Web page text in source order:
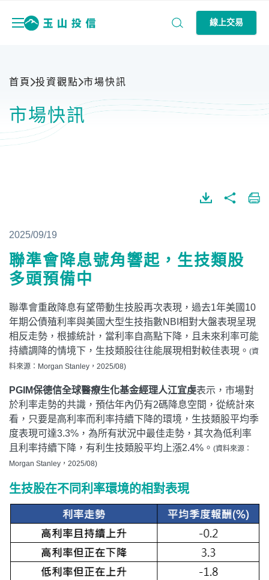
線上交易
首頁 投資觀點 市場快訊
市場快訊
2025/09/19
聯準會降息號角響起，生技類股
多頭預備中
聯準會重啟降息有望帶動生技股再次表現，過去1年美國10
年期公債殖利率與美國大型生技指數NBI相對大盤表現呈現
相反走勢，根據統計，當利率自高點下降，且未來利率可能
持續調降的情境下，生技類股往往能展現相對較佳表現。 (資
料來源：Morgan Stanley，2025/08)
PGIM保德信全球醫療生化基金經理人江宜虔表示，市場對
於利率走勢的共識，預估年內仍有2碼降息空間，從統計來
看，只要是高利率而利率持續下降的環境，生技類股平均季
度表現可達3.3%，為所有狀況中最佳走勢，其次為低利率
且利率持續下降，有利生技類股平均上漲2.4%。 (資料來源：
Morgan Stanley，2025/08)
生技股在不同利率環境的相對表現